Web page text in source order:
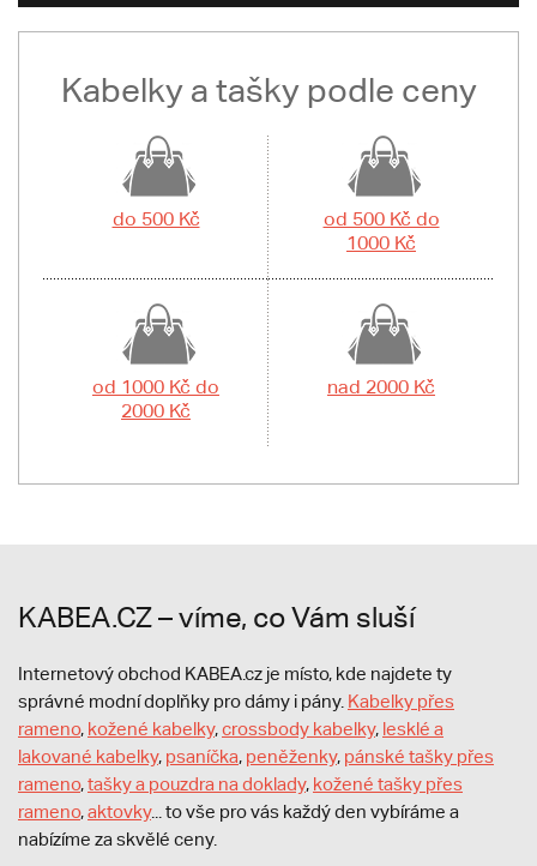
Kabelky a tašky podle ceny
do 500 Kč
od 500 Kč do
1000 Kč
od 1000 Kč do
2000 Kč
nad 2000 Kč
KABEA.CZ – víme, co Vám sluší
Internetový obchod KABEA.cz je místo, kde najdete ty
správné modní doplňky pro dámy i pány. Kabelky přes
rameno, kožené kabelky,crossbody kabelky, lesklé a
lakované kabelky, psaníčka, peněženky, pánské tašky přes
rameno,tašky a pouzdra na doklady, kožené tašky přes
rameno,aktovky... to vše pro vás každý den vybíráme a
nabízíme za skvělé ceny.